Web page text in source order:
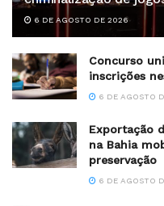
6 DE AGOSTO DE 2026
Concurso
inscrições
6 DE AGOSTO
Exportação
na Bahia
preservação
6 DE AGOSTO